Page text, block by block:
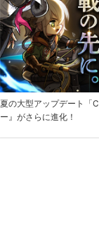
夏の大型アップデート「
ー』がさらに進化！